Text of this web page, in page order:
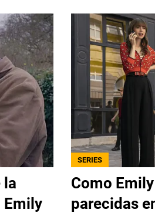
la
Emily
SERIES
Como
parecidas